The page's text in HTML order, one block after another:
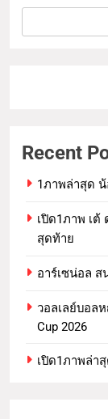
Recent
1ภาพล่าสุด
เปิด1ภาพ เต้
สุดท้าย
อาร์เซน่อล ส
วอลเลย์บอล
Cup 2026
เปิด1ภาพล่า